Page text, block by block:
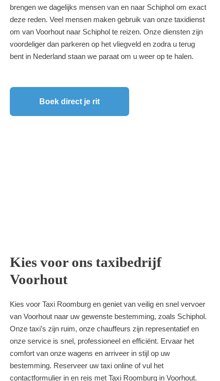
brengen we dagelijks mensen van en naar Schiphol om exact
deze reden. Veel mensen maken gebruik van onze taxidienst
om van Voorhout naar Schiphol te reizen. Onze diensten zijn
voordeliger dan parkeren op het vliegveld en zodra u terug
bent in Nederland staan we paraat om u weer op te halen.
Boek direct je rit
Kies voor ons taxibedrijf
Voorhout
Kies voor Taxi Roomburg en geniet van veilig en snel vervoer
van Voorhout naar uw gewenste bestemming, zoals Schiphol.
Onze taxi’s zijn ruim, onze chauffeurs zijn representatief en
onze service is snel, professioneel en efficiënt. Ervaar het
comfort van onze wagens en arriveer in stijl op uw
bestemming. Reserveer uw taxi online of vul het
contactformulier in en reis met Taxi Roomburg in Voorhout.